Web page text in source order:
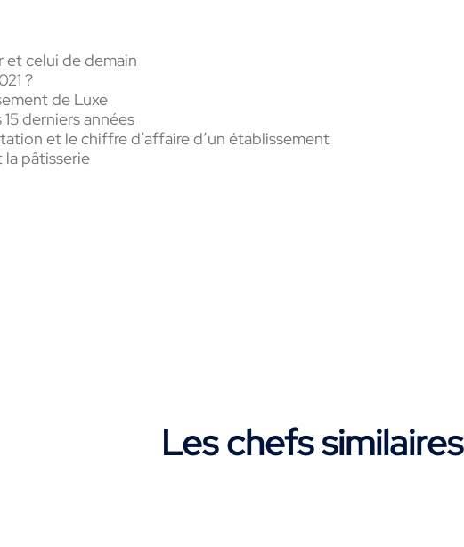
et celui de demain
?
de Luxe
derniers années
et le chiffre d’affaire d’un établissement
la pâtisserie
Les chefs similaires